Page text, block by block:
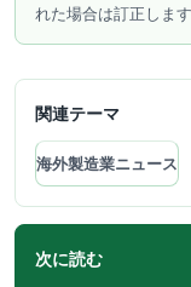
れた場合は訂正します
関連テーマ
海外製造業ニュース
次に読む